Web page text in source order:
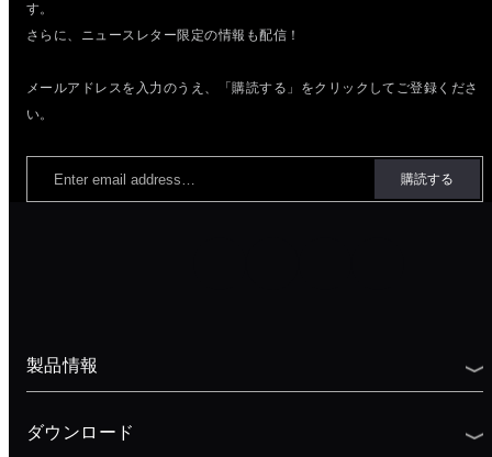
す。
さらに、ニュースレター限定の情報も配信！
メールアドレスを入力のうえ、「購読する」をクリックしてご登録くださ
い。
製品情報
ダウンロード